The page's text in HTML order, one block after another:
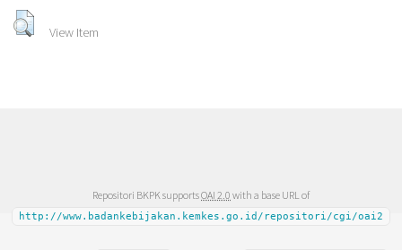
View Item
Repositori BKPK supportsOAI 2.0 with a base URL of
http://www.badankebijakan.kemkes.go.id/repositori/cgi/oai2